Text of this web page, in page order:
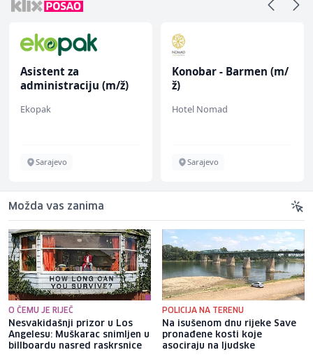
Asistent za
administraciju (m/ž)
Ekopak
Sarajevo
Konobar - Barmen (m/
ž)
Hotel Nomad
Sarajevo
Možda vas zanima
O ČEMU JE RIJEČ
Nesvakidašnji prizor u Los
Angelesu: Muškarac snimljen u
billboardu nasred raskrsnice
POLICIJA NA TERENU
Na isušenom dnu rijeke Save
pronađene kosti koje
asociraju na ljudske